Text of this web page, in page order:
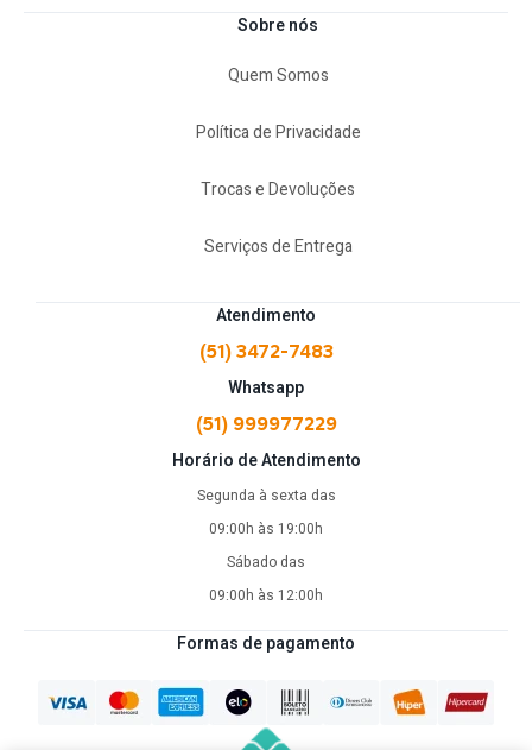
Atendimento
(51) 3472-7483
Whatsapp
(51) 999977229
Horário de Atendimento
Segunda à sexta das
09:00h às 19:00h
Sábado das
09:00h às 12:00h
Sobre nós
Quem Somos
Política de Privacidade
Trocas e Devoluções
Serviços de Entrega
Formas de pagamento